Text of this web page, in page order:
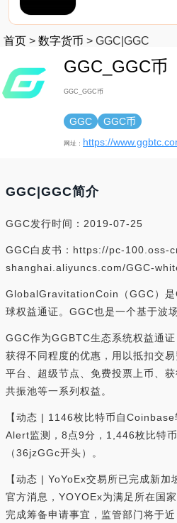
首页 > 数字货币 > GGC|GGC
GGC_GGC币
GGC_GGC币
GGC GGC币
网址： https://
GGC|GGC简介
GGC发行时间：2019-07-25
GGC白皮书：https://pc-100.oss-
shanghai.aliyuncs.com/GGC-
GlobalGravitationCoin（GGC）是
球权益通证。GGC也是一个基于波
GGC作为GGBTC生态系统权益通
获得不同程度的优惠，用以抵扣交
平台、超级节点、免费投票上币、
共振池等一系列权益。
【动态 | 1146枚比特币自
Alert监测，8点9分，1,446枚比特
（36jzGGc开头）。
【动态 | YoYoEx交易所已完成新
官方消息，YOYOEx为满足所在国
完成筹备申请事宜，监管部门将于